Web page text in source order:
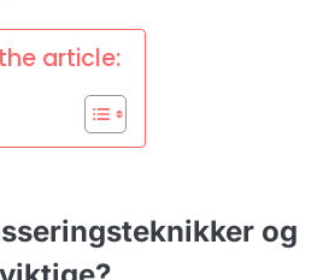
article:
og